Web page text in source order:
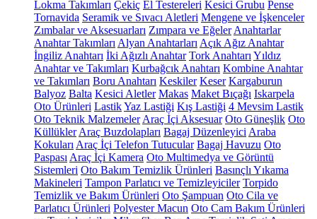
Lokma Takımları Çekiç El Testereleri Kesici Grubu Pense
Tornavida Seramik ve Sıvacı Aletleri Mengene ve İşkenceler
Zımbalar ve Aksesuarları Zımpara ve Eğeler Anahtarlar
Anahtar Takımları Alyan Anahtarları Açık Ağız Anahtar
İngiliz Anahtarı İki Ağızlı Anahtar Tork Anahtarı Yıldız
Anahtar ve Takımları Kurbağcık Anahtarı Kombine Anahtar
ve Takımları Boru Anahtarı Keskiler Keser Kargaburun
Balyoz Balta Kesici Aletler Makas Maket Bıçağı Iskarpela
Oto Ürünleri LastikYaz Lastiği Kış Lastiği 4 Mevsim Lastik
Oto Teknik Malzemeler Araç İçi Aksesuar Oto Güneşlik Oto
Küllükler Araç Buzdolapları Bagaj Düzenleyici Araba
Kokuları Araç İçi Telefon Tutucular Bagaj Havuzu Oto
Paspası Araç İçi Kamera Oto Multimedya ve Görüntü
Sistemleri Oto Bakım Temizlik Ürünleri Basınçlı Yıkama
Makineleri Tampon Parlatıcı ve Temizleyiciler Torpido
Temizlik ve Bakım Ürünleri Oto Şampuan Oto Cila ve
Parlatıcı Ürünleri Polyester Macun Oto Cam Bakım Ürünleri